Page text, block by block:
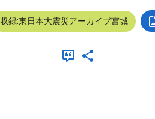
収録:東日本大震災アーカイブ宮城